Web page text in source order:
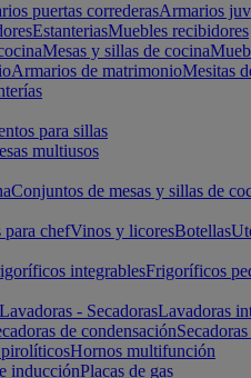
puertas correderasArmarios
EstanteriasMuebles recibidores
Mesas y sillas de cocina
Armarios de matrimonioMesitas
para sillas
multiusos
Conjuntos de mesas y sillas de
chefVinos y licoresBotellas
integrablesFrigoríficos
Lavadoras - SecadorasLavadoras
de condensación
Hornos multifunción
inducciónPlacas de gas